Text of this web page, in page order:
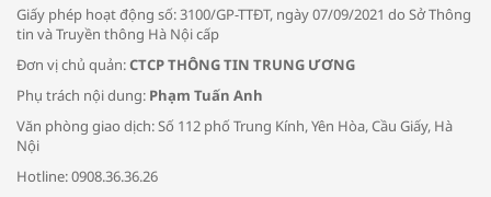
Bác sĩ tư vấn cách phòng tránh bệnh
Giấy phép hoạt động số: 3100/GP-TTĐT, ngày 07/09/2021 do Sở Thông
tin và Truyền thông Hà Nội cấp
Đơn vị chủ quản:CTCP THÔNG TIN TRUNG ƯƠNG
Phụ trách nội dung: Phạm Tuấn Anh
Văn phòng giao dịch: Số 112 phố Trung Kính, Yên Hòa, Cầu Giấy, Hà
Nội
Hotline: 0908.36.36.26